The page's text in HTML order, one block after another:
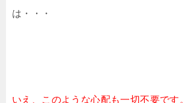
は・・・
いえ、このような心配も一切不要です。